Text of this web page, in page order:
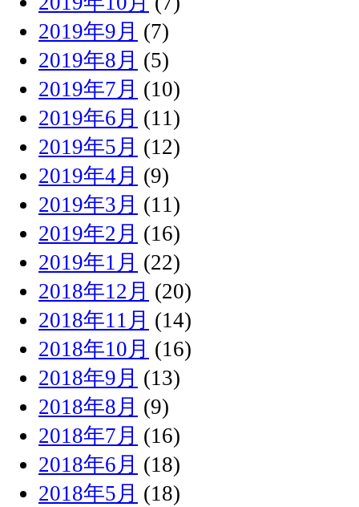
2019年9月 (7)
2019年8月 (5)
2019年7月 (10)
2019年6月 (11)
2019年5月 (12)
2019年4月 (9)
2019年3月 (11)
2019年2月 (16)
2019年1月 (22)
2018年12月 (20)
2018年11月 (14)
2018年10月 (16)
2018年9月 (13)
2018年8月 (9)
2018年7月 (16)
2018年6月 (18)
2018年5月 (18)